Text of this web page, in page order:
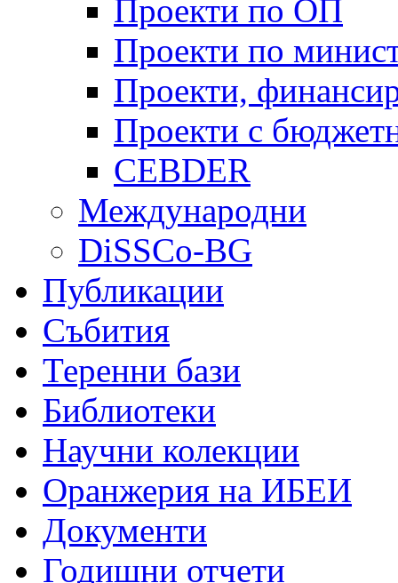
Проекти по ОП
Проекти по
Проекти,
Проекти с
CEBDER
Международни
DiSSCo-BG
Публикации
Събития
Теренни бази
Библиотеки
Научни колекции
Оранжерия на ИБЕИ
Документи
Годишни отчети